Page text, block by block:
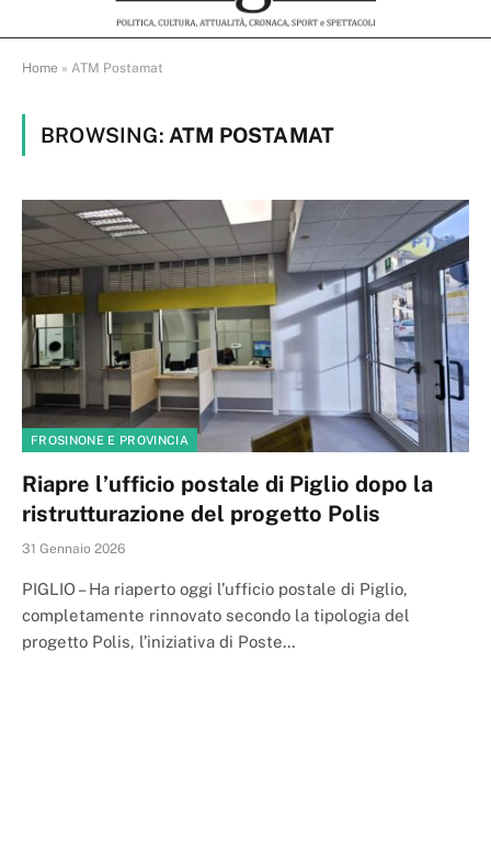
Home » ATM Postamat
BROWSING: ATM POSTAMAT
FROSINONE E PROVINCIA
Riapre l’ufficio postale di Piglio dopo la
ristrutturazione del progetto Polis
31 Gennaio 2026
PIGLIO – Ha riaperto oggi l’ufficio postale di Piglio,
completamente rinnovato secondo la tipologia del
progetto Polis, l’iniziativa di Poste…